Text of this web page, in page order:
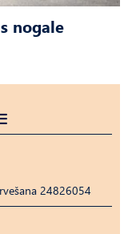
nogale
24826054